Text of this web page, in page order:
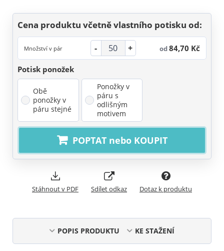
Cena produktu včetně vlastního potisku od:
Množství v pár - + od84,70 Kč
Potisk ponožek
Obě
ponožky v
páru stejné
Ponožky v
páru s
odlišným
motivem
POPTAT nebo KOUPIT
Stáhnout v PDF Sdílet odkaz Dotaz k produktu
POPIS PRODUKTU KE STAŽENÍ